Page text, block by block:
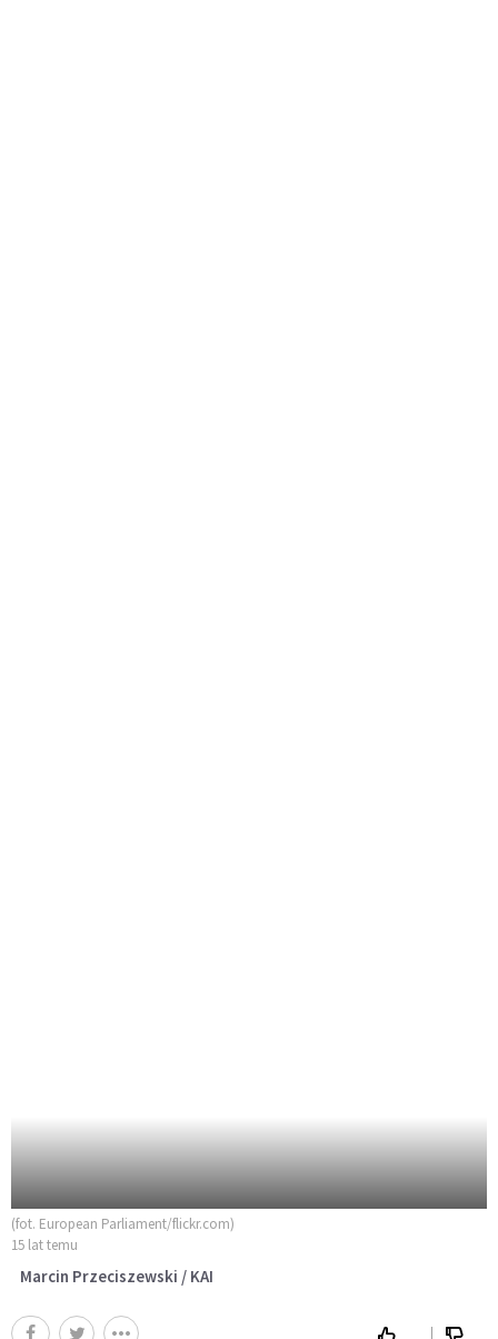
(fot. European Parliament/flickr.com)
15 lat temu
Marcin Przeciszewski / KAI